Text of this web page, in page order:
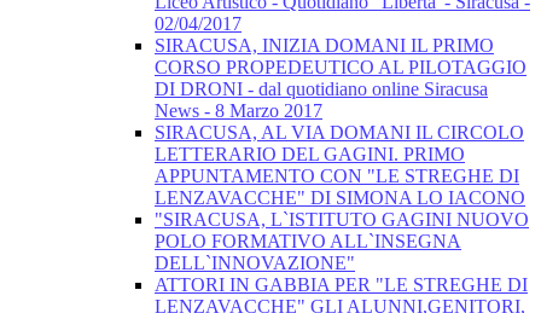
02/04/2017
SIRACUSA, INIZIA DOMANI IL PRIMO
CORSO PROPEDEUTICO AL PILOTAGGIO
DI DRONI - dal quotidiano online Siracusa
News - 8 Marzo 2017
SIRACUSA, AL VIA DOMANI IL CIRCOLO
LETTERARIO DEL GAGINI. PRIMO
APPUNTAMENTO CON "LE STREGHE DI
LENZAVACCHE" DI SIMONA LO IACONO
"SIRACUSA, L`ISTITUTO GAGINI NUOVO
POLO FORMATIVO ALL`INSEGNA
DELL`INNOVAZIONE"
ATTORI IN GABBIA PER "LE STREGHE DI
LENZAVACCHE" GLI ALUNNI,GENITORI,